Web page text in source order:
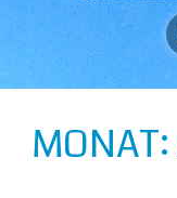
MONAT: